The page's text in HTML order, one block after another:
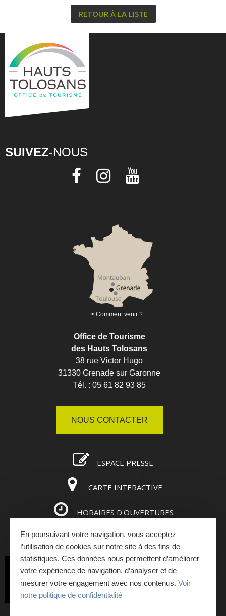
RETOUR À LA LISTE
SUIVEZ-NOUS
Comment venir ?
Office de Tourisme
des Hauts Tolosans
38 rue Victor Hugo
31330 Grenade sur Garonne
Tél. : 05 61 82 93 85
NOUS CONTACTER
ESPACE PRESSE
CARTE INTERACTIVE
HORAIRES D'OUVERTURES
ESPACE PRO
INSCRIVEZ-VOUS
À LA NEWSLETTER
En poursuivant votre navigation, vous acceptez
l’utilisation de cookies sur notre site à des fins de
statistiques. Ces données nous permettent d’améliorer
votre expérience de navigation, d’analyser et de
mesurer votre engagement avec nos contenus. Voir
notre politique de confidentialité